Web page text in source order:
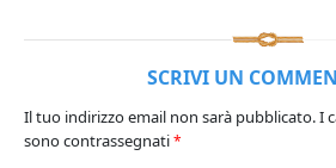
SCRIVI UN
Il tuo indirizzo email non sarà pubblicato.I
sono contrassegnati*